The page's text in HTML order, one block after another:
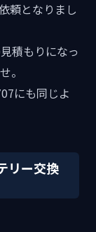
頼となりまし
積もりになっ
。
にも同じよ
リー交換